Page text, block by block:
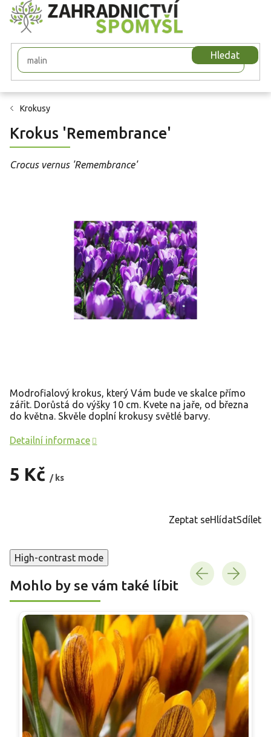
Přejít
na
obsah
Hledat
Krokusy
Krokus 'Remembrance'
Crocus vernus 'Remembrance'
5 Kč / ks
Modrofialový krokus, který Vám bude ve skalce přímo
zářit. Dorůstá do výšky 10 cm. Kvete na jaře, od března
do května. Skvěle doplní krokusy světlé barvy.
Detailní informace
Zeptat seHlídatSdílet
High-contrast mode
Mohlo by se vám také líbit